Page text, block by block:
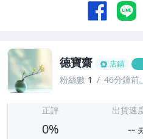
德寶齋 店鋪
粉絲數 1 46分鐘前
正評
0%
出貨速
--